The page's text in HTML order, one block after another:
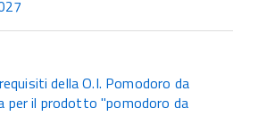
della O.I. Pomodoro da
per il prodotto "pomodoro da